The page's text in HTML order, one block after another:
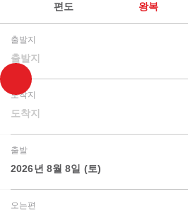
편도 왕복
출발지
출발지
도착지
도착지
출발
2026년 8월 8일 (토)
오는편